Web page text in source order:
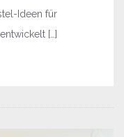
Ideen für
[…]